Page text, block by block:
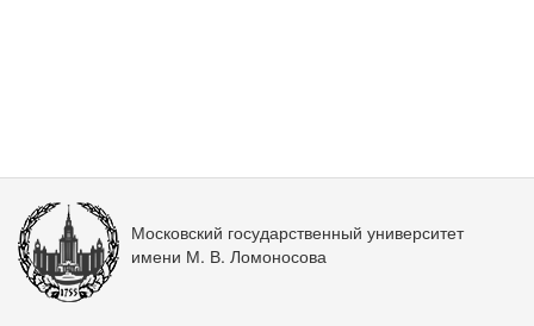
Московский государственный университет
имени М. В. Ломоносова